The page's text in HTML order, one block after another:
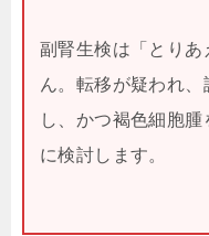
副腎生検は「とり
ん。転移が疑われ
し、かつ褐色細胞
に検討します。